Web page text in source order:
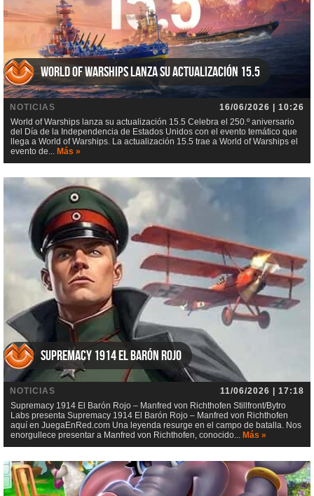
World of Warships lanza su actualización 15.5
NOTICIAS
16/06/2026 | 10:26
World of Warships lanza su actualización 15.5 Celebra el 250.º aniversario
del Día de la Independencia de Estados Unidos con el evento temático que
llega a World of Warships. La actualización 15.5 trae a World of Warships el
evento de... Más »
Supremacy 1914 El Barón Rojo
NOTICIAS
11/06/2026 | 17:18
Supremacy 1914 El Barón Rojo – Manfred von Richthofen Stillfront/Bytro
Labs presenta Supremacy 1914 El Barón Rojo – Manfred von Richthofen
aquí en JuegaEnRed.com Una leyenda resurge en el campo de batalla. Nos
enorgullece presentar a Manfred von Richthofen, conocido... Más »